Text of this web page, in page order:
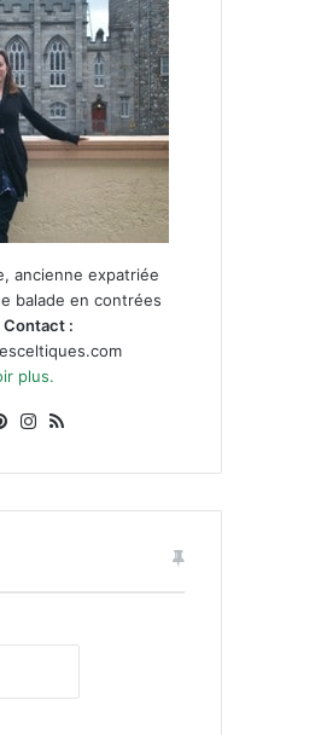
ancienne expatriée
balade en contrées
Contact :
plus.
PinterestInstagram